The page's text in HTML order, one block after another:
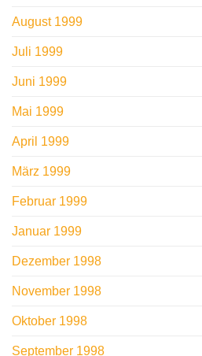
August 1999
Juli 1999
Juni 1999
Mai 1999
April 1999
März 1999
Februar 1999
Januar 1999
Dezember 1998
November 1998
Oktober 1998
September 1998